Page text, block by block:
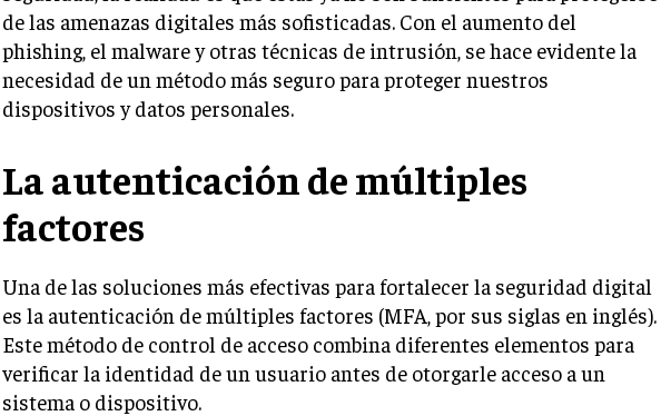
de las amenazas digitales más sofisticadas. Con el aumento del
phishing, el malware y otras técnicas de intrusión, se hace evidente la
necesidad de un método más seguro para proteger nuestros
dispositivos y datos personales.
La autenticación de múltiples
factores
Una de las soluciones más efectivas para fortalecer la seguridad digital
es la autenticación de múltiples factores (MFA, por sus siglas en inglés).
Este método de control de acceso combina diferentes elementos para
verificar la identidad de un usuario antes de otorgarle acceso a un
sistema o dispositivo.